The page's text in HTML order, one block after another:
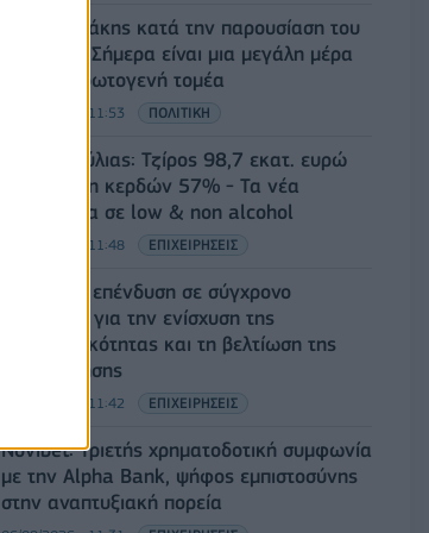
Κ. Μητσοτάκης κατά την παρουσίαση του
myAGRO: Σήμερα είναι μια μεγάλη μέρα
για τον πρωτογενή τομέα
06/08/2026 - 11:53 ΠΟΛΙΤΙΚΗ
Β.Σ. Καρούλιας: Τζίρος 98,7 εκατ. ευρώ
και αύξηση κερδών 57% - Τα νέα
στοιχήματα σε low & non alcohol
06/08/2026 - 11:48 ΕΠΙΧΕΙΡΗΣΕΙΣ
ΟΛΘ: Νέα επένδυση σε σύγχρονο
εξοπλισμό για την ενίσχυση της
παραγωγικότητας και τη βελτίωση της
εξυπηρέτησης
06/08/2026 - 11:42 ΕΠΙΧΕΙΡΗΣΕΙΣ
Novibet: Τριετής χρηματοδοτική συμφωνία
με την Alpha Bank, ψήφος εμπιστοσύνης
στην αναπτυξιακή πορεία